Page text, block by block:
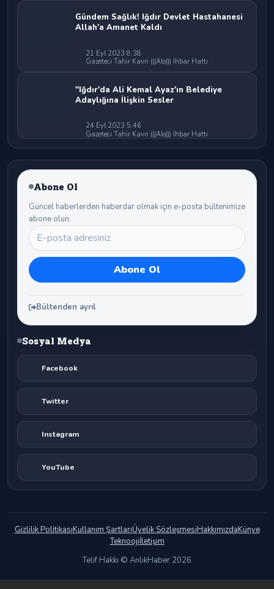
Gündem Sağlık! Iğdır Devlet Hastahanesi
Allah'a Amanet Kaldı
21 Eyl 2023 8:38
Gazeteci Tahir Kavri (((Alo))) İhbar Hattı
"Iğdır'da Ali Kemal Ayaz'ın Belediye
Adaylığına İlişkin Sesler
24 Eyl 2023 5:46
Gazeteci Tahir Kavri (((Alo))) İhbar Hattı
Abone Ol
Güncel haberlerden haberdar olmak için e-posta bültenimize
abone olun.
Bültenden ayrıl
Sosyal Medya
Facebook
Twitter
Instagram
YouTube
Gizlilik PolitikasıKullanım ŞartlarıÜyelik SözleşmesiHakkımızdaKünye
Teknoojiİletişim
Telif Hakkı © AnlıkHaber 2026